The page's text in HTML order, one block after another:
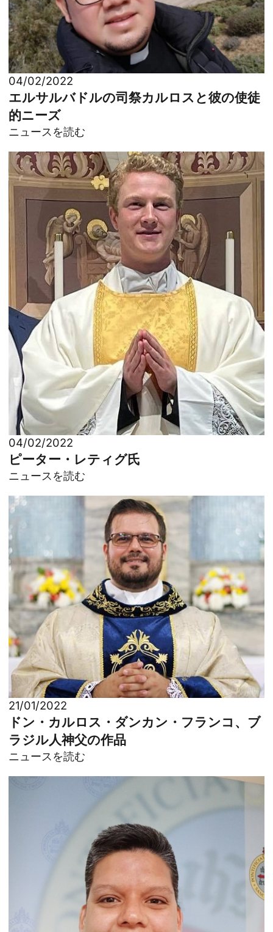
04/02/2022
エルサルバドルの司祭カルロスと彼の使徒
的ニーズ
ニュースを読む
04/02/2022
ピーター・レティグ氏
ニュースを読む
21/01/2022
ドン・カルロス・ダンカン・フランコ、ブ
ラジル人神父の作品
ニュースを読む